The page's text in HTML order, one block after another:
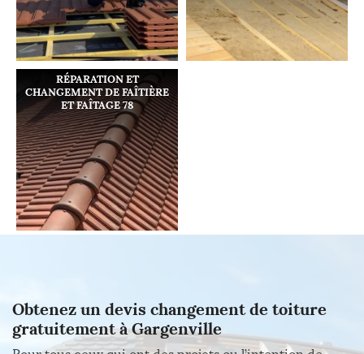
RÉPARATION ET
CHANGEMENT DE FAÎTIÈRE
ET FAÎTAGE 78
Obtenez un devis changement de toiture
gratuitement à Gargenville